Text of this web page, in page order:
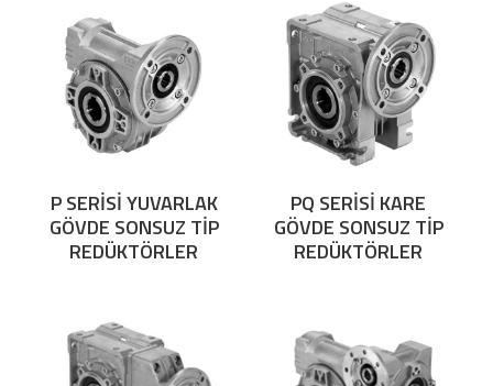
P SERİSİ YUVARLAK
GÖVDE SONSUZ TİP
REDÜKTÖRLER
PQ SERİSİ KARE
GÖVDE SONSUZ TİP
REDÜKTÖRLER